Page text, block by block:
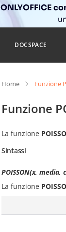
ONLYOFFICE
DOCSPACE
Home Funzione
Funzione
La funzione
Sintassi
POISSON(x, media,
La funzione